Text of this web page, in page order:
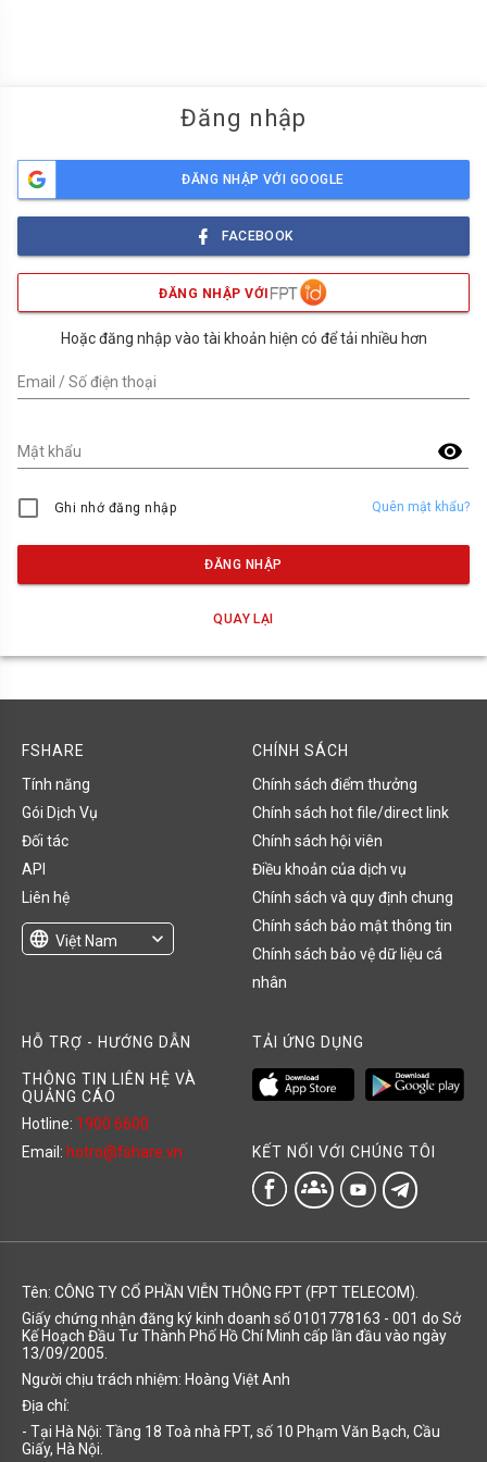
Đăng nhập
ĐĂNG NHẬP VỚI GOOGLE
FACEBOOK
ĐĂNG NHẬP VỚI
Hoặc đăng nhập vào tài khoản hiện có để tải nhiều hơn
Email / Số điện thoại
visibility
Mật khẩu
Ghi nhớ đăng nhập Quên mật khẩu?
ĐĂNG NHẬP
QUAY LẠI
FSHARE
Tính năng
Gói Dịch Vụ
Đối tác
API
Liên hệ
language Việt Nam
expand_more
CHÍNH SÁCH
Chính sách điểm thưởng
Chính sách hot file/direct link
Chính sách hội viên
Điều khoản của dịch vụ
Chính sách và quy định chung
Chính sách bảo mật thông tin
Chính sách bảo vệ dữ liệu cá
nhân
HỖ TRỢ - HƯỚNG DẪN
THÔNG TIN LIÊN HỆ VÀ
QUẢNG CÁO
Hotline: 1900 6600
Email: hotro@fshare.vn
TẢI ỨNG DỤNG
KẾT NỐI VỚI CHÚNG TÔI
groups
Tên: CÔNG TY CỔ PHẦN VIỄN THÔNG FPT (FPT TELECOM).
Giấy chứng nhận đăng ký kinh doanh số 0101778163 - 001 do Sở
Kế Hoạch Đầu Tư Thành Phố Hồ Chí Minh cấp lần đầu vào ngày
13/09/2005.
Người chịu trách nhiệm: Hoàng Việt Anh
Địa chỉ:
- Tại Hà Nội: Tầng 18 Toà nhà FPT, số 10 Phạm Văn Bạch, Cầu
Giấy, Hà Nội.